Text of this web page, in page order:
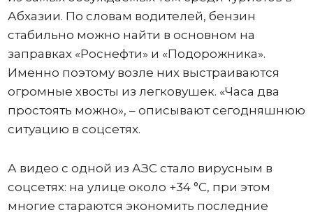
Абхазии. По словам водителей, бензин
стабильно можно найти в основном на
заправках «Роснефти» и «Подорожника».
Именно поэтому возле них выстраиваются
огромные хвосты из легковушек. «Часа два
простоять можно», – описывают сегодняшнюю
ситуацию в соцсетях.
А видео с одной из АЗС стало вирусным в
соцсетях: на улице около +34 °C, при этом
многие стараются экономить последние